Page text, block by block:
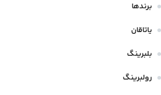
برندها
یاتاقان
بلبرینگ
رولبرینگ